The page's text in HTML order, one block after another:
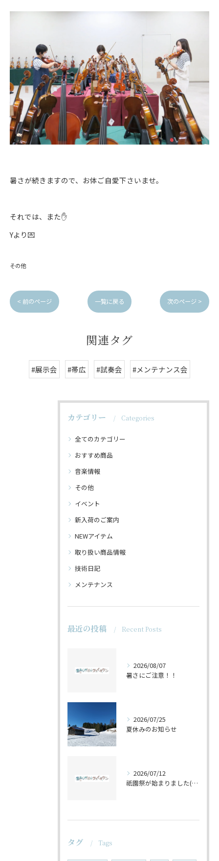
暑さが続きますので、お体ご自愛下さいませ。
それでは、また✋
Yより💌
その他
< 前のページ 一覧に戻る 次のページ >
関連タグ
#展示会 #帯広 #試奏会 #メンテナンス会
カテゴリー Categories
全てのカテゴリー
おすすめ商品
音楽情報
その他
イベント
新入荷のご案内
NEWアイテム
取り扱い商品情報
技術日記
メンテナンス
最近の投稿 Recent Posts
2026/08/07
暑さにご注意！！
2026/07/25
夏休みのお知らせ
2026/07/12
祇園祭が始まりました(^^♪
タグ Tags